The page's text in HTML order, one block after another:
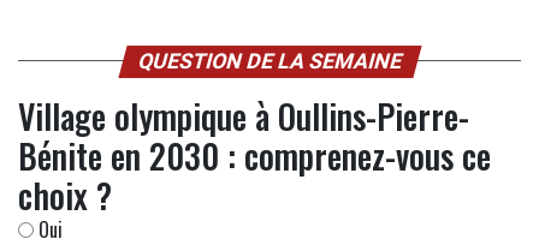
QUESTION DE LA SEMAINE
Village olympique à Oullins-Pierre-
Bénite en 2030 : comprenez-vous ce
choix ?
Oui